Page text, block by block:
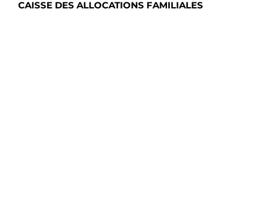
CAISSE DES ALLOCATIONS FAMILIALES